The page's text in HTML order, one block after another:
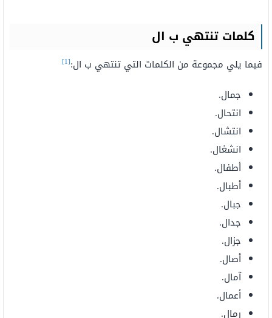
كلمات تنتهي ب ال
فيما يلي مجموعة من الكلمات التي تنتهي ب ال:[1]
جمال.
انتحال.
انتشال.
انشغال.
أطفال.
أطبال.
جبال.
جدال.
جزال.
أصال.
آمال.
أعمال.
رمال.